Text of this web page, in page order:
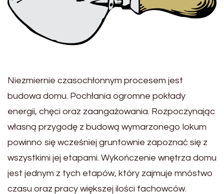
Niezmiernie czasochłonnym procesem jest
budowa domu. Pochłania ogromne pokłady
energii, chęci oraz zaangażowania. Rozpoczynając
własną przygodę z budową wymarzonego lokum
powinno się wcześniej gruntownie zapoznać się z
wszystkimi jej etapami. Wykończenie wnętrza domu
jest jednym z tych etapów, który zajmuje mnóstwo
czasu oraz pracy większej ilości fachowców.